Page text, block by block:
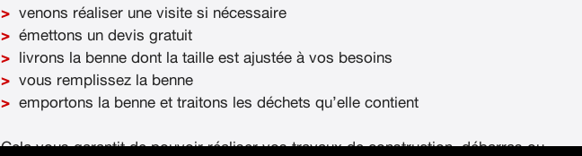
venons réaliser une visite si nécessaire
émettons un devis gratuit
livrons la benne dont la taille est ajustée à vos besoins
vous remplissez la benne
emportons la benne et traitons les déchets qu’elle contient
Cela vous garantit de pouvoir réaliser vos travaux de construction, débarras ou